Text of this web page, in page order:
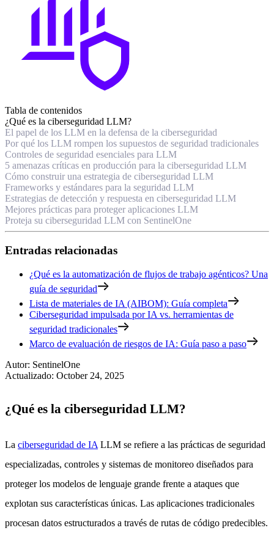
Tabla de contenidos
¿Qué es la ciberseguridad LLM?
El papel de los LLM en la defensa de la ciberseguridad
Por qué los LLM rompen los supuestos de seguridad tradicionales
Controles de seguridad esenciales para LLM
5 amenazas críticas en producción para la ciberseguridad LLM
Cómo construir una estrategia de ciberseguridad LLM
Frameworks y estándares para la seguridad LLM
Estrategias de detección y respuesta en ciberseguridad LLM
Mejores prácticas para proteger aplicaciones LLM
Proteja su ciberseguridad LLM con SentinelOne
Entradas relacionadas
¿Qué es la automatización de flujos de trabajo agénticos? Una
guía de seguridad
Lista de materiales de IA (AIBOM): Guía completa
Ciberseguridad impulsada por IA vs. herramientas de
seguridad tradicionales
Marco de evaluación de riesgos de IA: Guía paso a paso
Autor: SentinelOne
Actualizado: October 24, 2025
¿Qué es la ciberseguridad LLM?
La ciberseguridad de IA LLM se refiere a las prácticas de seguridad
especializadas, controles y sistemas de monitoreo diseñados para
proteger los modelos de lenguaje grande frente a ataques que
explotan sus características únicas. Las aplicaciones tradicionales
procesan datos estructurados a través de rutas de código predecibles.